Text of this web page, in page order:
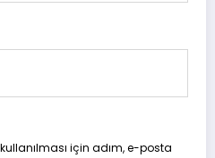
için adım, e-posta